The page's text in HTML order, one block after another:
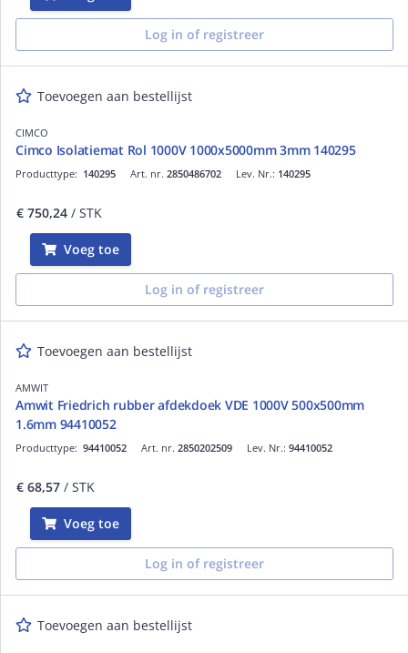
Log in of registreer
Toevoegen aan bestellijst
CIMCO
Cimco Isolatiemat Rol 1000V 1000x5000mm 3mm 140295
Art. nr. 2850486702
Producttype: 140295 Lev. Nr.: 140295
€ 750,24 / STK
Voeg toe
Log in of registreer
Toevoegen aan bestellijst
AMWIT
Amwit Friedrich rubber afdekdoek VDE 1000V 500x500mm
1.6mm 94410052
Art. nr. 2850202509
Producttype: 94410052 Lev. Nr.: 94410052
€ 68,57 / STK
Voeg toe
Log in of registreer
Toevoegen aan bestellijst